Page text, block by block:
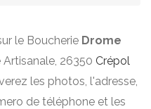
le Boucherie Drome
26350 Crépol
les photos, l'adresse,
de téléphone et les